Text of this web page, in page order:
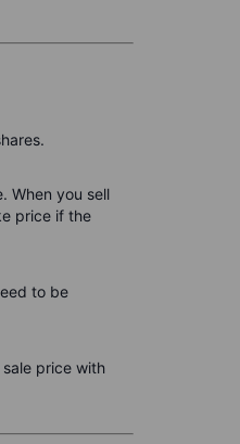
When you sell
price if the
to be
price with